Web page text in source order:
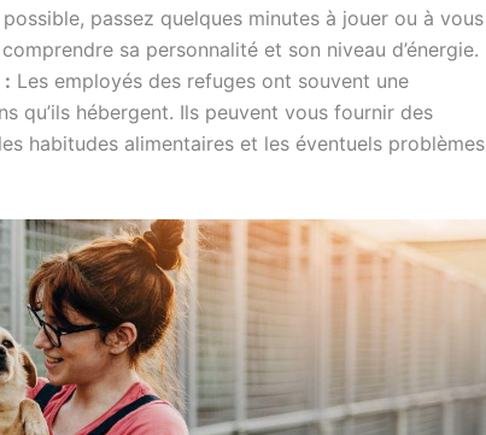
possible, passez quelques minutes à jouer ou à vous
sa personnalité et son niveau d’énergie.
: Les employés des refuges ont souvent une
qu’ils hébergent. Ils peuvent vous fournir des
habitudes alimentaires et les éventuels problèmes